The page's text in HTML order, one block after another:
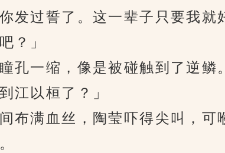
发过誓了。这一辈子只要我就
？」
一缩，像是被碰触到了逆鳞。
以桓了？」
满血丝，陶莹吓得尖叫，可